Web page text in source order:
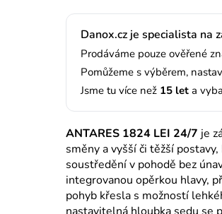
je
0,0
hvězdiček.
Danox.cz je specialista na
Prodáváme pouze ověřené
Pomůžeme s výběrem,
Jsme tu více než 15 leta
ANTARES 1824 LEI 24/7 je
směny a vyšší či těžší
soustředění v pohodě bez
integrovanou opěrkou hlavy,
pohyb křesla s možností